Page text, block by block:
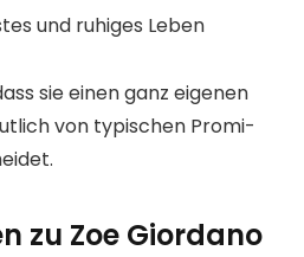
und ruhiges Leben
sie einen ganz eigenen
von typischen Promi-
zu Zoe Giordano